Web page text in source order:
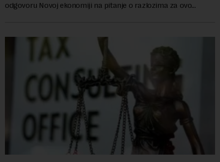
odgovoru Novoj ekonomiji na pitanje o razlozima za ovo